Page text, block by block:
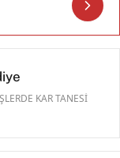
KAR TANESİ